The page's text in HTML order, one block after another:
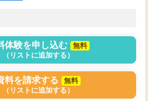
体験を申し込む
無料
（リストに追加する）
料を請求する
無料
（リストに追加する）